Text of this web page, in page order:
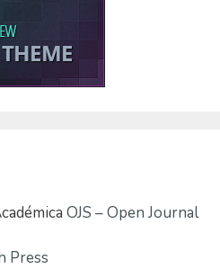
OJS – Open Journal
Press